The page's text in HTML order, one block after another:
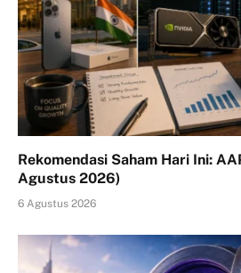
Rekomendasi Saham Hari Ini:
Agustus 2026)
6 Agustus 2026